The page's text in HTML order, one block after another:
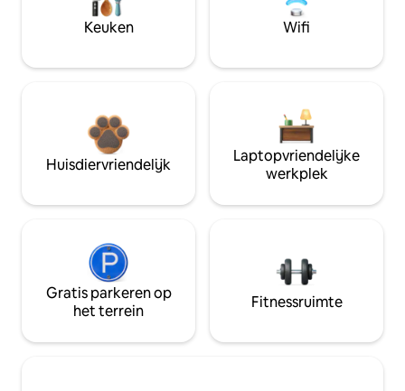
Keuken Wifi
Huisdiervriendelijk
Laptopvriendelijke
werkplek
Gratis parkeren op
het terrein
Fitnessruimte